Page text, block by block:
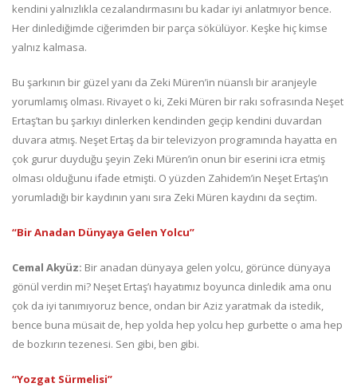
kendini yalnızlıkla cezalandırmasını bu kadar iyi anlatmıyor bence.
Her dinlediğimde ciğerimden bir parça sökülüyor. Keşke hiç kimse
yalnız kalmasa.
Bu şarkının bir güzel yanı da Zeki Müren’in nüanslı bir aranjeyle
yorumlamış olması. Rivayet o ki, Zeki Müren bir rakı sofrasında Neşet
Ertaş’tan bu şarkıyı dinlerken kendinden geçip kendini duvardan
duvara atmış. Neşet Ertaş da bir televizyon programında hayatta en
çok gurur duyduğu şeyin Zeki Müren’in onun bir eserini icra etmiş
olması olduğunu ifade etmişti. O yüzden Zahidem’in Neşet Ertaş’ın
yorumladığı bir kaydının yanı sıra Zeki Müren kaydını da seçtim.
“Bir Anadan Dünyaya Gelen Yolcu”
Cemal Akyüz: Bir anadan dünyaya gelen yolcu, görünce dünyaya
gönül verdin mi? Neşet Ertaş’ı hayatımız boyunca dinledik ama onu
çok da iyi tanımıyoruz bence, ondan bir Aziz yaratmak da istedik,
bence buna müsait de, hep yolda hep yolcu hep gurbette o ama hep
de bozkırın tezenesi. Sen gibi, ben gibi.
“Yozgat Sürmelisi”